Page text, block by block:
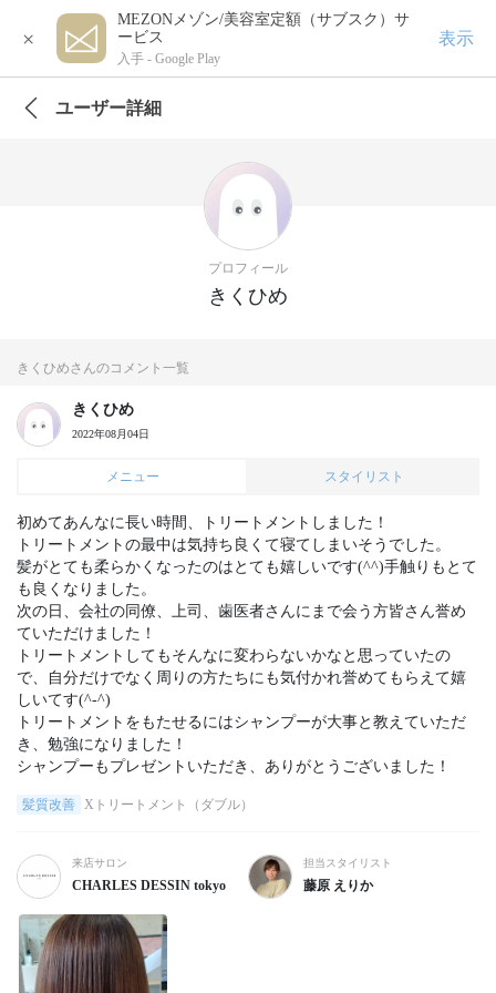
×
MEZONメゾン/美容室定額（サブスク）サ
ービス
入手 - Google Play
表示
ユーザー詳細
プロフィール
きくひめ
きくひめさんのコメント一覧
きくひめ
2022年08月04日
メニュー スタイリスト
初めてあんなに長い時間、トリートメントしました！
トリートメントの最中は気持ち良くて寝てしまいそうでした。
髪がとても柔らかくなったのはとても嬉しいです(^^)手触りもとて
も良くなりました。
次の日、会社の同僚、上司、歯医者さんにまで会う方皆さん誉め
ていただけました！
トリートメントしてもそんなに変わらないかなと思っていたの
で、自分だけでなく周りの方たちにも気付かれ誉めてもらえて嬉
しいてす(^-^)
トリートメントをもたせるにはシャンプーが大事と教えていただ
き、勉強になりました！
シャンプーもプレゼントいただき、ありがとうございました！
髪質改善 Xトリートメント（ダブル）
来店サロン
CHARLES DESSIN tokyo
担当スタイリスト
藤原 えりか